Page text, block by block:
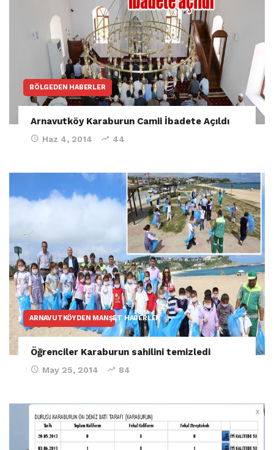
BÖLGEDEN HABERLER
Arnavutköy Karaburun Camii İbadete Açıldı
Haz 4, 2014 44
ARNAVUTKÖYDEN MANŞET HABERLER
Öğrenciler Karaburun sahilini temizledi
May 25, 2014 84